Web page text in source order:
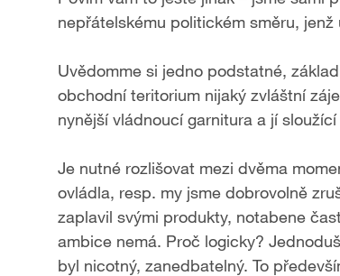
nepřátelskému politickém směru, jenž
Uvědomme si jedno podstatné,
obchodní teritorium nijaký zvláštní
nynější vládnoucí garnitura a jí
Je nutné rozlišovat mezi dvěma
ovládla, resp. my jsme dobrovolně
zaplavil svými produkty, notabene
ambice nemá. Proč logicky?
byl nicotný, zanedbatelný. To